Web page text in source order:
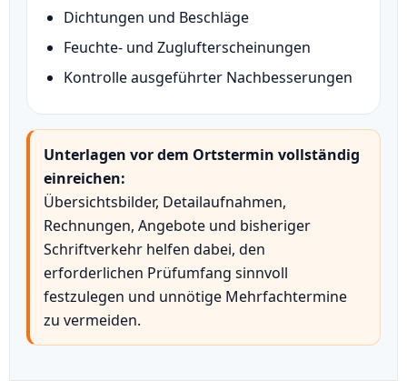
Dichtungen und Beschläge
Feuchte- und Zuglufterscheinungen
Kontrolle ausgeführter Nachbesserungen
Unterlagen vor dem Ortstermin vollständig
einreichen:
Übersichtsbilder, Detailaufnahmen,
Rechnungen, Angebote und bisheriger
Schriftverkehr helfen dabei, den
erforderlichen Prüfumfang sinnvoll
festzulegen und unnötige Mehrfachtermine
zu vermeiden.